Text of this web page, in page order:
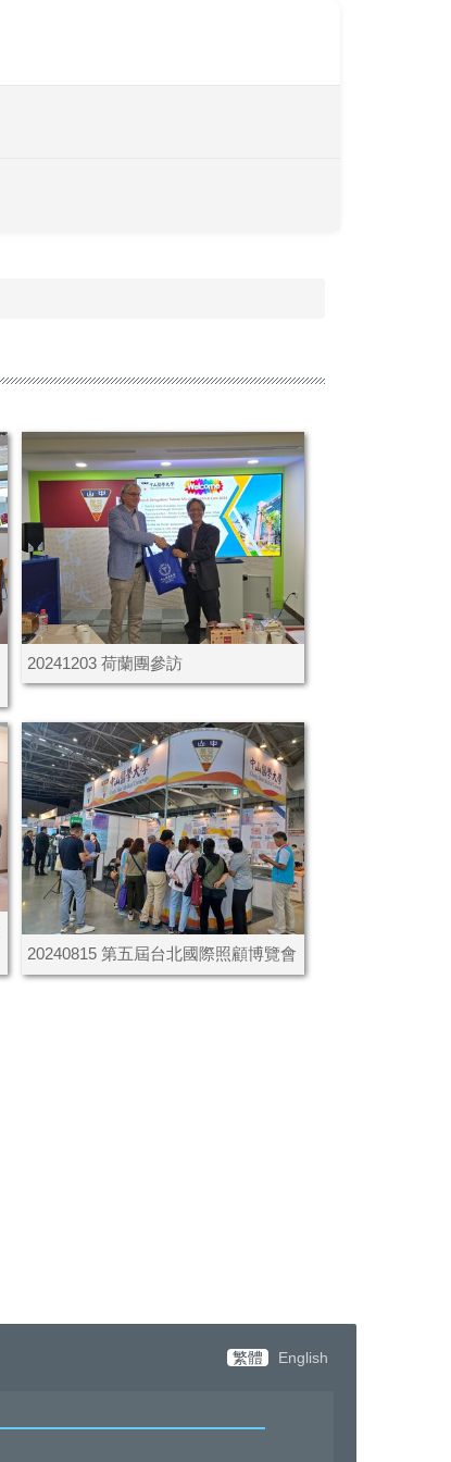
20241203 荷蘭團參訪
20240815 第五屆台北國際照顧博覽會
繁體 English